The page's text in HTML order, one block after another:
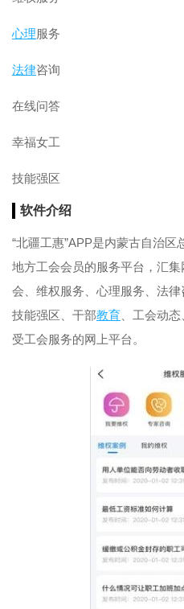
心理服务
法律咨询
在线问答
幸福女工
技能强区
软件介绍
“北疆工惠”APP是内蒙古自治
地方工会会员的服务平台，汇
会、维权服务、心理服务、法律
技能强区、干部教育 、工会动
受工会服务的网上平台。